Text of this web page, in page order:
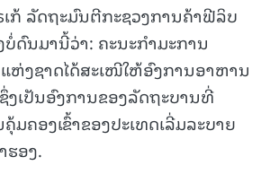
ກ້ ລັດຖະມົນຕີກະຊວງການຄ້າຟີລິບ
ດົນມານີ້ວ່າ: ຄະນະກໍາມະການ
ຫ່ງຊາດໄດ້ສະເໜີໃຫ້ອົງການອາຫານ
ງເປັນອົງການຂອງລັດຖະບານທີ່
ມຄອງເຂົ້າຂອງປະເທດເລີ່ມລະບາຍ
ຮອງ.